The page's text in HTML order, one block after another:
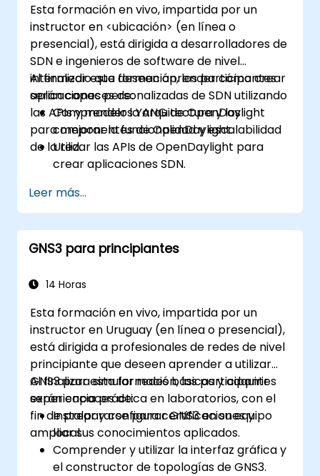
OpenDaylight para satisfacer las
demandas crecientes de la red.
Esta formación en vivo, impartida por un
instructor en <ubicación> (en línea o
presencial), está dirigida a desarrolladores de
SDN e ingenieros de software de nivel
intermedio que deseen aprender cómo crear
aplicaciones personalizadas de SDN utilizando
las APIs y modelos YANG de OpenDaylight
para mejorar la funcionalidad y escalabilidad
de la red.
Al finalizar esta formación, los participantes
serán capaces de:
Comprender la arquitectura y los
componentes de OpenDaylight.
Utilizar las APIs de OpenDaylight para
crear aplicaciones SDN.
personalización de la red.
Implementar, probar y depurar
aplicaciones personalizadas en un
entorno OpenDaylight.
externos y dispositivos de red.
Leer más...
GNS3 para principiantes
14 Horas
Esta formación en vivo, impartida por un
instructor en Uruguay (en línea o presencial),
está dirigida a profesionales de redes de nivel
principiante que deseen aprender a utilizar
GNS3 para simular redes básicas y adquirir
experiencia práctica en laboratorios, con el
fin de prepararse para certificaciones y
ampliar sus conocimientos aplicados.
Al finalizar esta formación, los participantes
serán capaces de:
Instalar y configurar GNS3 en su equipo
local.
Comprender y utilizar la interfaz gráfica y
el constructor de topologías de GNS3.